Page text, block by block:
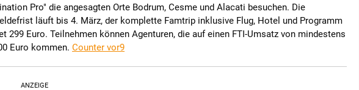
Pro" die angesagten Orte Bodrum, Cesme und Alacati besuchen. Die
läuft bis 4. März, der komplette Famtrip inklusive Flug, Hotel und Programm
299 Euro. Teilnehmen können Agenturen, die auf einen FTI-Umsatz von mindestens
Euro kommen. Counter vor9
ANZEIGE